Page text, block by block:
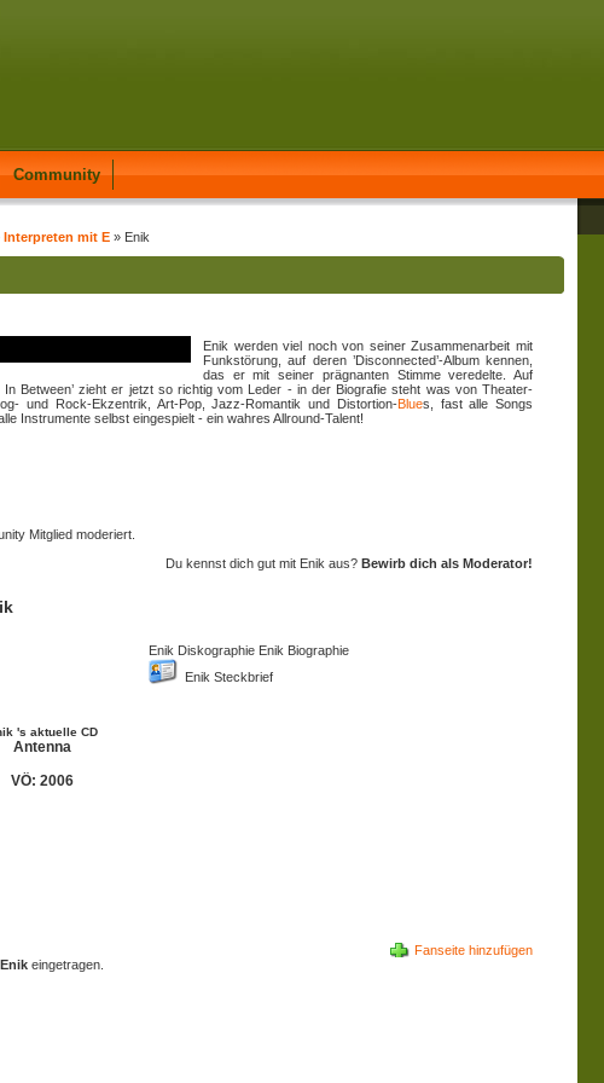
Community
Interpreten mit E » Enik
Enik werden viel noch von seiner Zusammenarbeit mit
Funkstörung, auf deren ’Disconnected’-Album kennen,
das er mit seiner prägnanten Stimme veredelte. Auf
In Between’ zieht er jetzt so richtig vom Leder - in der Biografie steht was von Theater-
und Rock-Ekzentrik, Art-Pop, Jazz-Romantik und Distortion-Blues, fast alle Songs
Instrumente selbst eingespielt - ein wahres Allround-Talent!
Mitglied moderiert.
Du kennst dich gut mit Enik aus? Bewirb dich als Moderator!
Enik Diskographie Enik Biographie
Enik Steckbrief
's aktuelle CD
Antenna
VÖ: 2006
Fanseite hinzufügen
Enik eingetragen.